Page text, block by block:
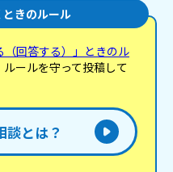
きのルール
（回答する）」ときのル
ールを守って投稿して
談とは？